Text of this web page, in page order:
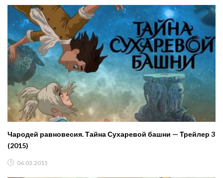
Чародей равновесия. Тайна Сухаревой башни — Трейлер 3
(2015)
06.03.2015